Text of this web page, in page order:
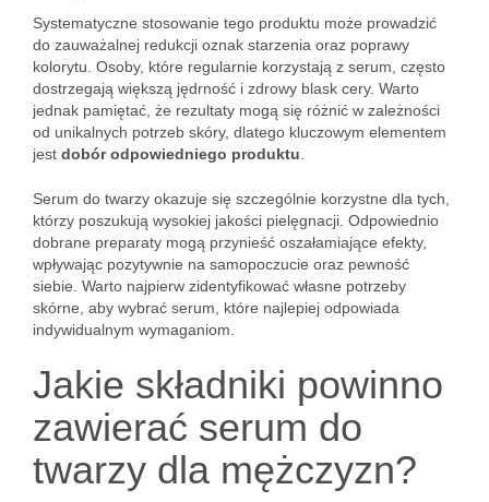
Systematyczne stosowanie tego produktu może prowadzić
do zauważalnej redukcji oznak starzenia oraz poprawy
kolorytu. Osoby, które regularnie korzystają z serum, często
dostrzegają większą jędrność i zdrowy blask cery. Warto
jednak pamiętać, że rezultaty mogą się różnić w zależności
od unikalnych potrzeb skóry, dlatego kluczowym elementem
jest dobór odpowiedniego produktu
Serum do twarzy okazuje się szczególnie korzystne dla tych,
którzy poszukują wysokiej jakości pielęgnacji. Odpowiednio
dobrane preparaty mogą przynieść oszałamiające efekty,
wpływając pozytywnie na samopoczucie oraz pewność
siebie. Warto najpierw zidentyfikować własne potrzeby
skórne, aby wybrać serum, które najlepiej odpowiada
indywidualnym wymaganiom.
Jakie składniki powinno
zawierać serum do
twarzy dla mężczyzn?